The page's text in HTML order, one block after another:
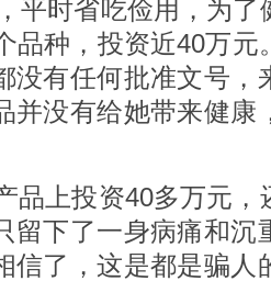
平时省吃俭用，为
品种，投资近40万元
没有任何批准文号，
并没有给她带来健康
品上投资40多万元
留下了一身病痛和沉
信了，这是都是骗人